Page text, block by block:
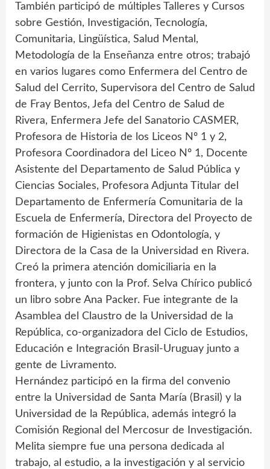
También participó de múltiples Talleres y Cursos
sobre Gestión, Investigación, Tecnología,
Comunitaria, Lingüística, Salud Mental,
Metodología de la Enseñanza entre otros; trabajó
en varios lugares como Enfermera del Centro de
Salud del Cerrito, Supervisora del Centro de Salud
de Fray Bentos, Jefa del Centro de Salud de
Rivera, Enfermera Jefe del Sanatorio CASMER,
Profesora de Historia de los Liceos Nº 1 y 2,
Profesora Coordinadora del Liceo Nº 1, Docente
Asistente del Departamento de Salud Pública y
Ciencias Sociales, Profesora Adjunta Titular del
Departamento de Enfermería Comunitaria de la
Escuela de Enfermería, Directora del Proyecto de
formación de Higienistas en Odontología, y
Directora de la Casa de la Universidad en Rivera.
Creó la primera atención domiciliaria en la
frontera, y junto con la Prof. Selva Chírico publicó
un libro sobre Ana Packer. Fue integrante de la
Asamblea del Claustro de la Universidad de la
República, co-organizadora del Ciclo de Estudios,
Educación e Integración Brasil-Uruguay junto a
gente de Livramento.
Hernández participó en la firma del convenio
entre la Universidad de Santa María (Brasil) y la
Universidad de la República, además integró la
Comisión Regional del Mercosur de Investigación.
Melita siempre fue una persona dedicada al
trabajo, al estudio, a la investigación y al servicio